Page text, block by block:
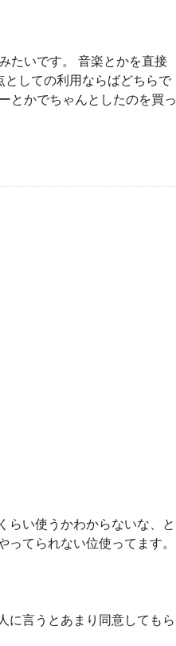
たいです。 音楽とかを直接
としての利用ならばどちらで
とかでちゃんとしたのを買っ
らい使うかわからないな、と
てられない位使ってます。
に言うとあまり同意してもら